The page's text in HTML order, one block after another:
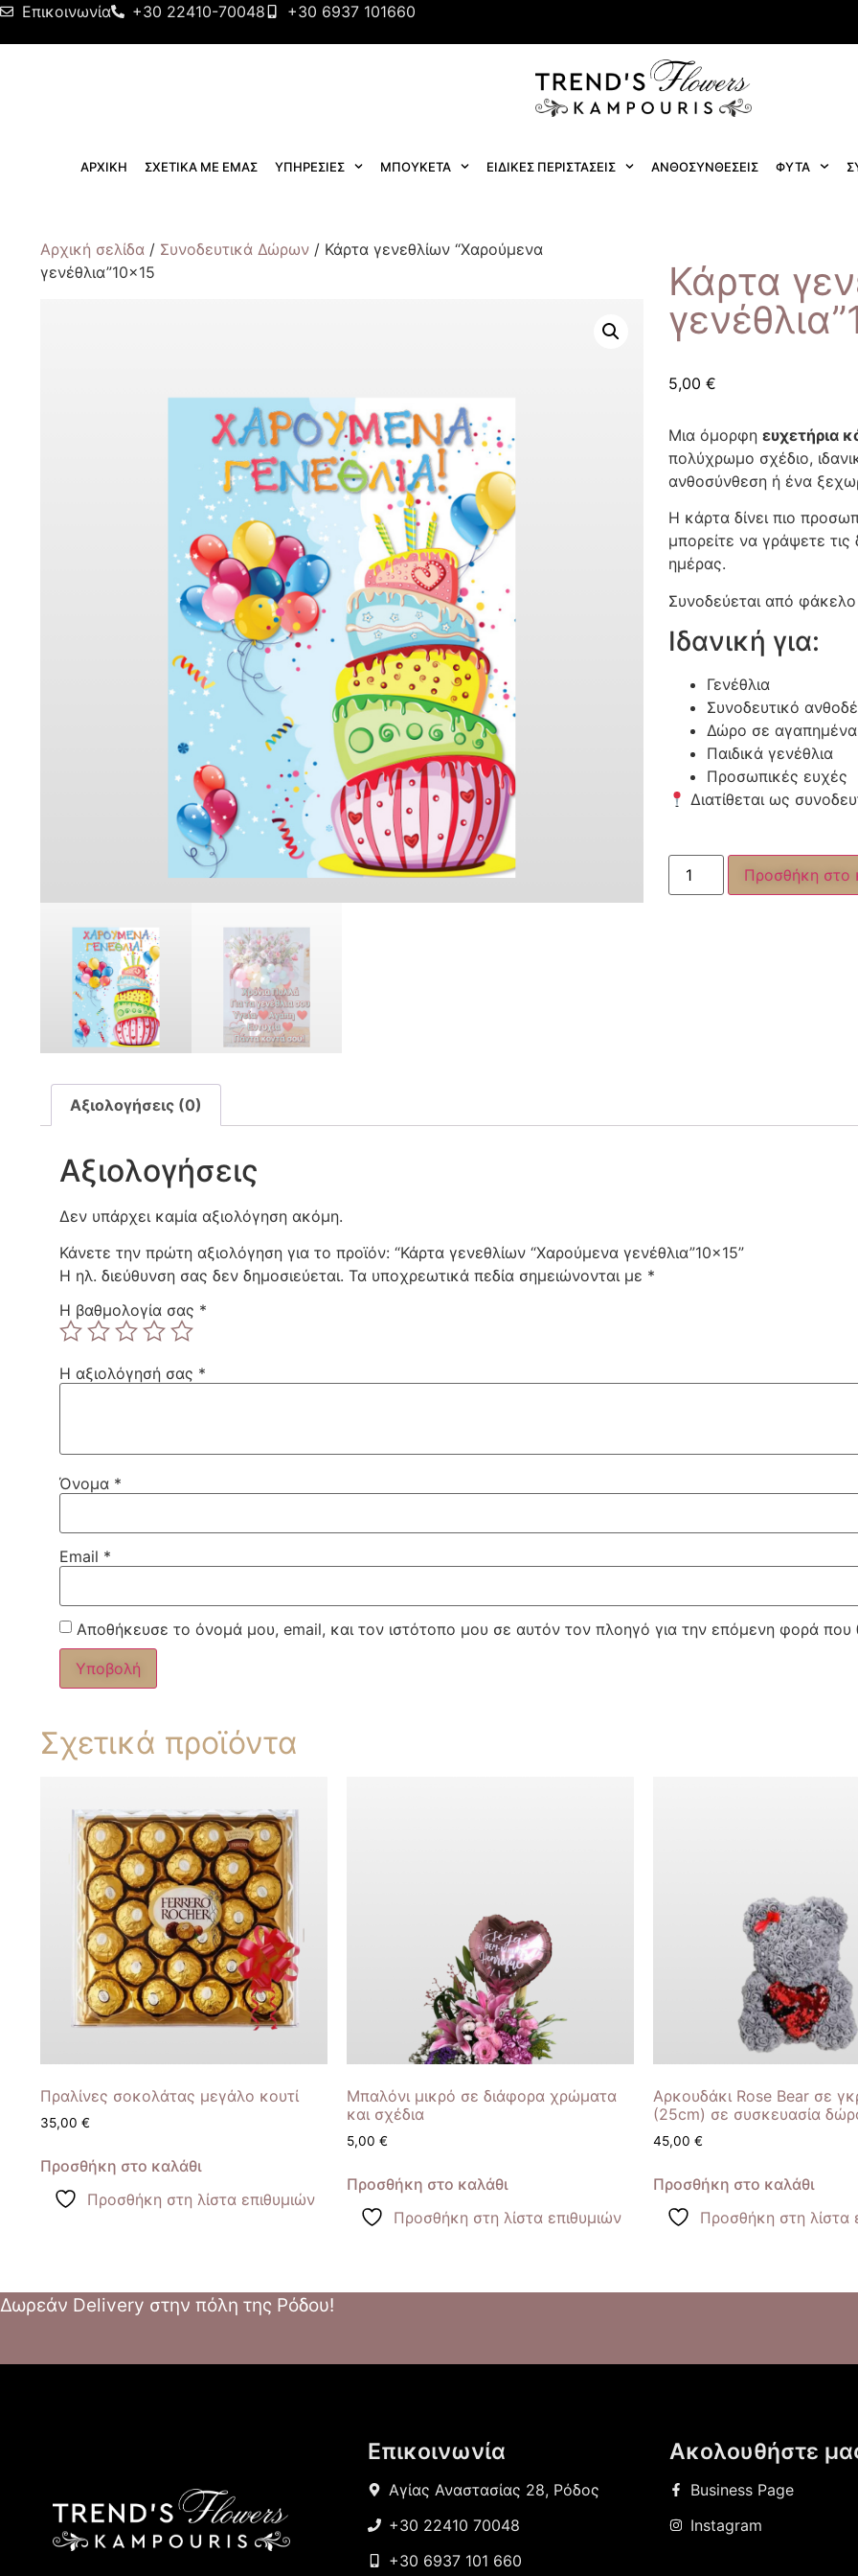
Επικοινωνία +30 22410-70048 +30 6937 101660
ΑΡΧΙΚΗ ΣΧΕΤΙΚΑ ΜΕ ΕΜΑΣ ΥΠΗΡΕΣΙΕΣ ΜΠΟΥΚΕΤΑ ΕΙΔΙΚΕΣ ΠΕΡΙΣΤΑΣΕΙΣ ΑΝΘΟΣΥΝΘΕΣΕΙΣ ΦΥΤΑ
Αρχική σελίδα / Συνοδευτικά Δώρων / Κάρτα γενεθλίων “Χαρούμενα
γενέθλια”10×15
Κάρτα
5,00 €
Μια όμορφη ευχετήρια
πολύχρωμο σχέδιο,
ανθοσύνθεση ή ένα
Η κάρτα δίνει πιο
μπορείτε να γράψετε
ημέρας.
Συνοδεύεται από φάκελο
Ιδανική για:
Γενέθλια
Συνοδευτικό
Δώρο σε
Παιδικά γενέθλια
Προσωπικές ευχές
Διατίθεται ως
Προσθήκη στο
Αξιολογήσεις (0)
Αξιολογήσεις
Δεν υπάρχει καμία αξιολόγηση ακόμη.
Κάνετε την πρώτη αξιολόγηση για το προϊόν: “Κάρτα γενεθλίων “Χαρούμενα γενέθλια”10×15”
Η ηλ. διεύθυνση σας δεν δημοσιεύεται. Τα υποχρεωτικά πεδία σημειώνονται με *
Η βαθμολογία σας *
Η αξιολόγησή σας *
Όνομα *
Email *
Αποθήκευσε το όνομά μου, email, και τον ιστότοπο μου σε αυτόν τον πλοηγό για την επόμενη φορά που
Σχετικά προϊόντα
Πραλίνες σοκολάτας μεγάλο κουτί
35,00 €
Προσθήκη στο καλάθι
Προσθήκη στη λίστα επιθυμιών
Μπαλόνι μικρό σε διάφορα χρώματα
και σχέδια
5,00 €
Προσθήκη στο καλάθι
Προσθήκη στη λίστα επιθυμιών
Αρκουδάκι Rose Bear σε
(25cm) σε συσκευασία
45,00 €
Προσθήκη στο καλάθι
Προσθήκη στη λίστα
Δωρεάν Delivery στην πόλη της Ρόδου!
Επικοινωνία
Αγίας Αναστασίας 28, Ρόδος
+30 22410 70048
+30 6937 101 660
Ακολουθήστε
Business Page
Instagram